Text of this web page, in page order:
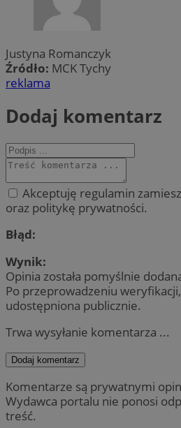
Justyna Romanczyk
Źródło: MCK Tychy
reklama
Dodaj komentarz
Akceptuję regulamin
oraz politykę prywatności.
Błąd:
Wynik:
Opinia została pomyślnie
Po przeprowadzeniu
udostępniona publicznie.
Trwa wysyłanie komentarza ...
Dodaj komentarz
Komentarze są prywatnymi
Wydawca portalu nie ponosi
treść.